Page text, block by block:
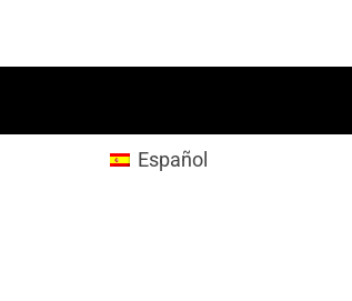
Español